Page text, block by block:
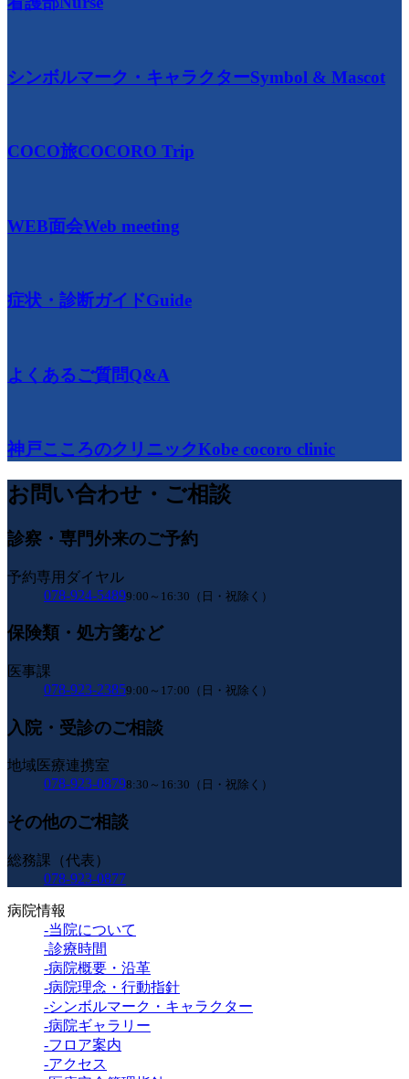
シンボルマーク・キャラクターSymbol & Mascot
COCO旅COCORO Trip
WEB面会Web meeting
症状・診断ガイドGuide
よくあるご質問Q&A
神戸こころのクリニックKobe cocoro clinic
お問い合わせ・ご相談
診察・専門外来のご予約
予約専用ダイヤル
078-924-54899:00～16:30（日・祝除く）
保険類・処方箋など
医事課
078-923-23859:00～17:00（日・祝除く）
入院・受診のご相談
地域医療連携室
078-923-08798:30～16:30（日・祝除く）
その他のご相談
総務課（代表）
078-923-0877
病院情報
-当院について
-診療時間
-病院概要・沿革
-病院理念・行動指針
-シンボルマーク・キャラクター
-病院ギャラリー
-フロア案内
-アクセス